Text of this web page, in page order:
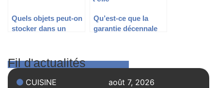
Quels objets peut-on
stocker dans un
Qu’est-ce que la
garantie décennale
t-elle ?
Fil d'actualités
CUISINE août 7, 2026